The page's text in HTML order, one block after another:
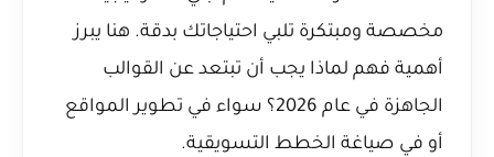
مخصصة ومبتكرة تلبي احتياجاتك بدقة. هنا يبرز
أهمية فهم لماذا يجب أن تبتعد عن القوالب
الجاهزة في عام 2026؟
سواء في تطوير المواقع
أو في صياغة الخطط التسويقية.